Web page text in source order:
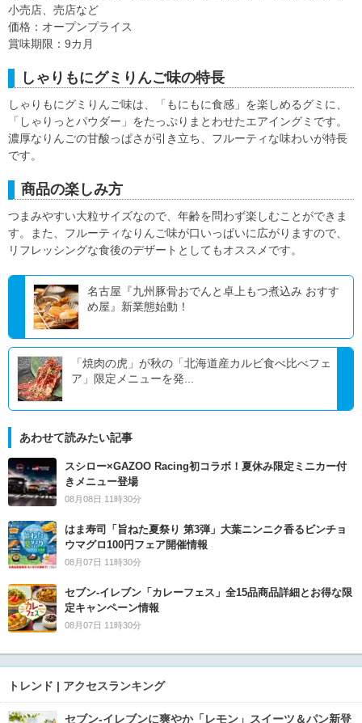
小売店、売店など
価格：オープンプライス
賞味期限：9カ月
しゃりもにグミりんご味の特長
しゃりもにグミりんご味は、「もにもに食感」を楽しめるグミに、
「しゃりっとパウダー」をたっぷりまとわせたエアイングミです。
濃厚なりんごの甘酸っぱさが引き立ち、フルーティな味わいが特長
です。
商品の楽しみ方
つまみやすい大粒サイズなので、年齢を問わず楽しむことができま
す。また、フルーティなりんご味が口いっぱいに広がりますので、
リフレッシングな食後のデザートとしてもオススメです。
名古屋『九州豚骨おでんと卓上もつ煮込み おすす
め屋』新業態始動！
「焼肉の虎」が秋の「北海道産カルビ食べ比べフェ
ア」限定メニューを発...
あわせて読みたい記事
スシロー×GAZOO Racing初コラボ！夏休み限定ミニカー付
きメニュー登場
08月08日 11時30分
はま寿司「旨ねた夏祭り 第3弾」大葉ニンニク香るビンチョ
ウマグロ100円フェア開催情報
08月07日 11時30分
セブン‐イレブン「カレーフェス」全15品商品詳細とお得な限
定キャンペーン情報
08月07日 11時30分
トレンド | アクセスランキング
セブン‐イレブンに爽やか「レモン」スイーツ＆パン新登